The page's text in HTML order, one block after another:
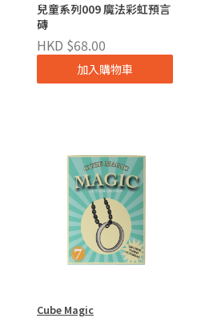
兒童系列009 魔法彩虹預言
磚
HKD $68.00
加入購物車
Cube Magic